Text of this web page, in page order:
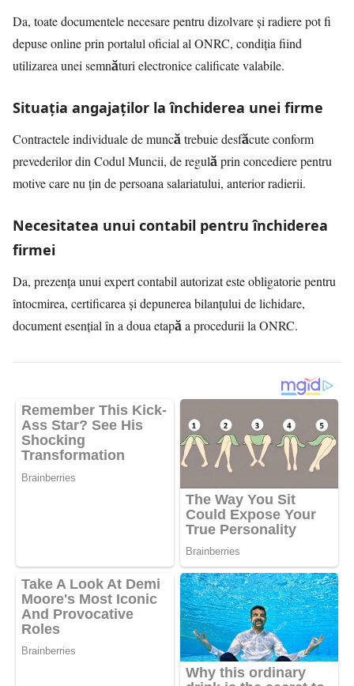
Da, toate documentele necesare pentru dizolvare și radiere pot fi
depuse online prin portalul oficial al ONRC, condiția fiind
utilizarea unei semnături electronice calificate valabile.
Situația angajaților la închiderea unei firme
Contractele individuale de muncă trebuie desfăcute conform
prevederilor din Codul Muncii, de regulă prin concediere pentru
motive care nu țin de persoana salariatului, anterior radierii.
Necesitatea unui contabil pentru închiderea
firmei
Da, prezența unui expert contabil autorizat este obligatorie pentru
întocmirea, certificarea și depunerea bilanțului de lichidare,
document esențial în a doua etapă a procedurii la ONRC.